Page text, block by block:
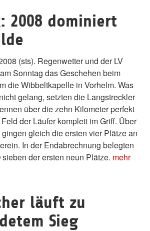
2008 dominiert
(sts). Regenwetter und der LV
Sonntag das Geschehen beim
die Wibbeltkapelle in Vorhelm. Was
gelang, setzten die Langstreckler
über die zehn Kilometer perfekt
der Läufer komplett im Griff. Über
gleich die ersten vier Plätze an
In der Endabrechnung belegten
der ersten neun Plätze. mehr
läuft zu
Sieg